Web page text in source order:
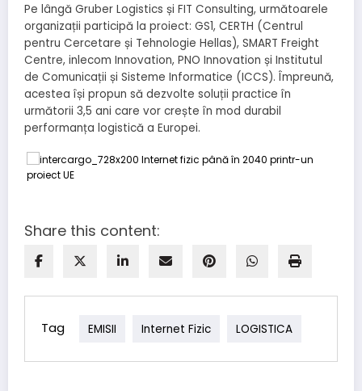
Pe lângă Gruber Logistics și FIT Consulting, următoarele
organizații participă la proiect: GS1, CERTH (Centrul
pentru Cercetare și Tehnologie Hellas), SMART Freight
Centre, inlecom Innovation, PNO Innovation și Institutul
de Comunicații și Sisteme Informatice (ICCS). Împreună,
acestea își propun să dezvolte soluții practice în
următorii 3,5 ani care vor crește în mod durabil
performanța logistică a Europei.
Share this content:
Tag EMISII Internet Fizic LOGISTICA